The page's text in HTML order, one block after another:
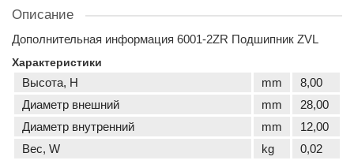
Описание
Дополнительная информация 6001-2ZR Подшипник ZVL
Характеристики
Высота, H mm
8,00
Диаметр внешний
mm
28,00
Диаметр внутренний
mm
12,00
Вес, W
kg 0,02